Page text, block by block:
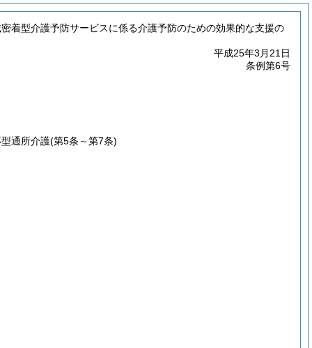
着型介護予防サービスに係る介護予防のための効果的な支援の
平成25年3月21日
条例第6号
通所介護(第5条～第7条)